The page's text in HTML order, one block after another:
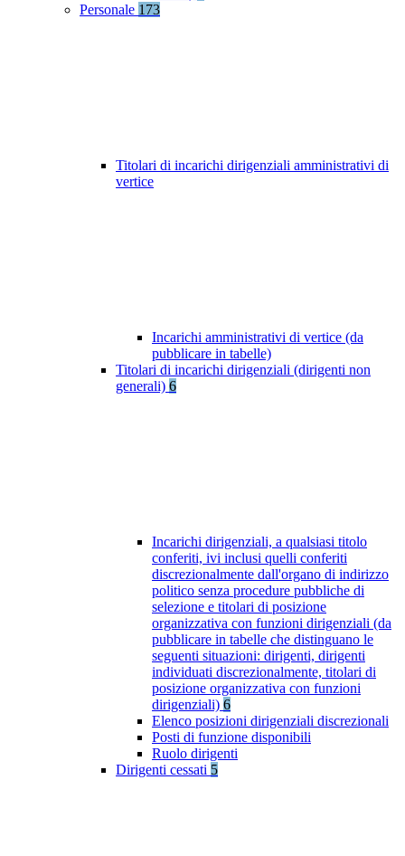
Personale 173
Titolari di incarichi dirigenziali amministrativi di
vertice
Incarichi amministrativi di vertice (da
pubblicare in tabelle)
Titolari di incarichi dirigenziali (dirigenti non
generali) 6
Incarichi dirigenziali, a qualsiasi titolo
conferiti, ivi inclusi quelli conferiti
discrezionalmente dall'organo di indirizzo
politico senza procedure pubbliche di
selezione e titolari di posizione
organizzativa con funzioni dirigenziali (da
pubblicare in tabelle che distinguano le
seguenti situazioni: dirigenti, dirigenti
individuati discrezionalmente, titolari di
posizione organizzativa con funzioni
dirigenziali) 6
Elenco posizioni dirigenziali discrezionali
Posti di funzione disponibili
Ruolo dirigenti
Dirigenti cessati 5